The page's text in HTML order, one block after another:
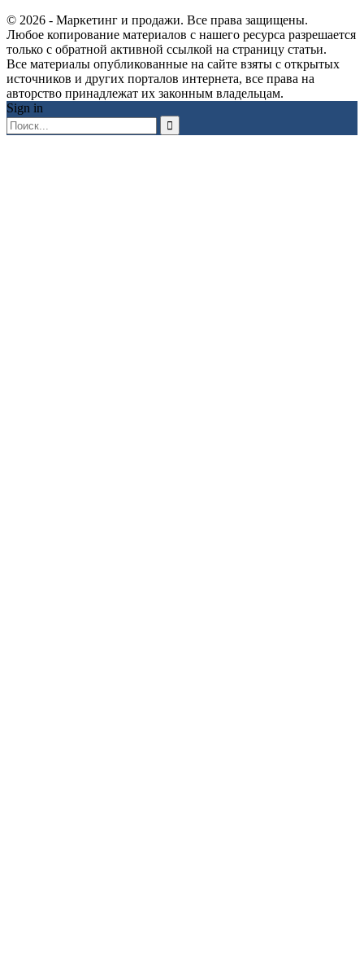
© 2026 - Маркетинг и продажи. Все права защищены.
Любое копирование материалов с нашего ресурса разрешается
только с обратной активной ссылкой на страницу статьи.
Все материалы опубликованные на сайте взяты с открытых
источников и других порталов интернета, все права на
авторство принадлежат их законным владельцам.
Sign in